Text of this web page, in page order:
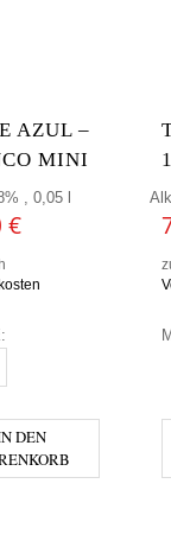
AZUL –
MINI
, 0,05 l
€
AZUL - BLANCO MINI
DEN